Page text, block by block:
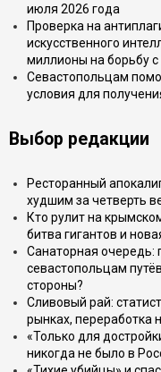
июля 2026 года
Проверка на
искусственного
миллионы на борьбу
Севастопольцам
условия для
Выбор редакции
Ресторанный
худшим за четверть
Кто рулит на
битва гигантов и
Санаторная
севастопольцам
стороны?
Сливовый рай:
рынках, переработка
«Только для
никогда не было в